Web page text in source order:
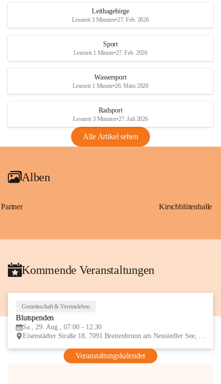
Maßnahmen zur Bekämpfung
Rebe und der Amerikanischen
Anhang VBl. EU Nr. 18
1 Seite•1,4 MB
VBl. EU Nr. 18_2026
Leithagebirge
Lesezeit 3 Minuten•27. Feb. 2026
Sport
Lesezeit 1 Minute•27. Feb. 2026
Wassersport
Lesezeit 1 Minute•26. März 2026
Radsport
Lesezeit 3 Minuten•27. Juli 2026
Alle Artikel sehen
Alben
Partner Kirschblütenhalle
Kommende Veranstaltungen
Gemeinschaft & Vereinsleben
Blutspenden
Sa., 29. Aug., 07:00 - 12:30
Eisenstädter Straße 18, 7091 Breitenbrunn am Neusiedler See, AUT
Veranstaltungskalender